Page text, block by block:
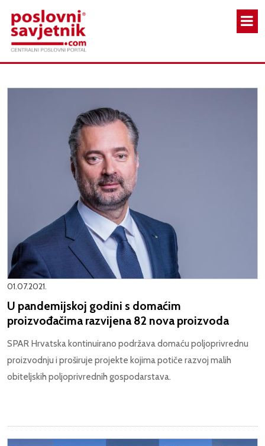
01.07.2021.
U pandemijskoj godini s domaćim
proizvođačima razvijena 82 nova proizvoda
SPAR Hrvatska kontinuirano podržava domaću poljoprivrednu
proizvodnju i proširuje projekte kojima potiče razvoj malih
obiteljskih poljoprivrednih gospodarstava.